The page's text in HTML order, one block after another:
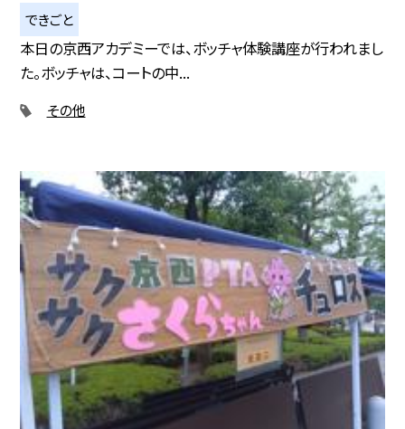
できごと
本日の京西アカデミーでは、ボッチャ体験講座が行われまし
た。ボッチャは、コートの中...
その他